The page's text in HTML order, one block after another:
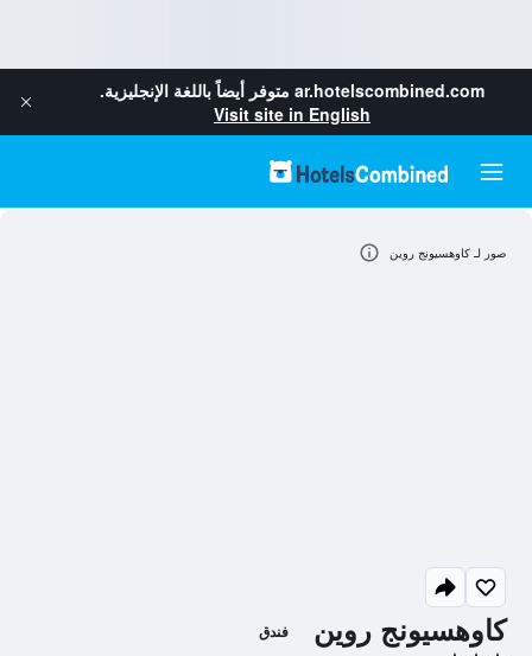
ar.hotelscombined.com متوفر أيضاً باللغة الإنجليزية.
Visit site in English
كاوهسيونج روين فندق
صور لـ كاوهسيونج روين